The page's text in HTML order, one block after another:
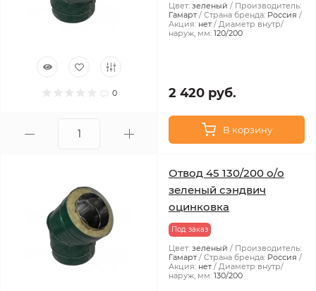
0
Цвет: зеленый
Производитель:
Гамарт
Страна бренда: Россия
Акция: нет
Диаметр внутр/
наруж, мм: 120/200
2 420 руб.
В корзину
Отвод 45 130/200 о/о
зеленый сэндвич
оцинковка
Под заказ
Цвет: зеленый
Производитель:
Гамарт
Страна бренда: Россия
Акция: нет
Диаметр внутр/
наруж, мм: 130/200